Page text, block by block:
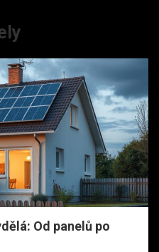
Od panelů po